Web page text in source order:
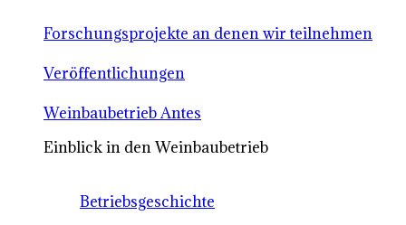
Forschungsprojekte an denen wir teilnehmen
Veröffentlichungen
Weinbaubetrieb Antes
Einblick in den Weinbaubetrieb
Betriebsgeschichte